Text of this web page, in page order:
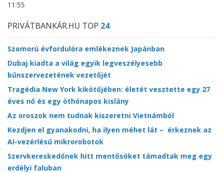
11:55
PRIVÁTBANKÁR.HU TOP 24
Szomorú évfordulóra emlékeznek Japánban
Dubaj kiadta a világ egyik legveszélyesebb
bűnszervezetének vezetőjét
Tragédia New York kikötőjében: életét vesztette egy 27
éves nő és egy öthónapos kislány
Az oroszok nem tudnak kiszeretni Vietnámból
Kezdjen el gyanakodni, ha ilyen méhet lát – érkeznek az
AI-vezérlésű mikrorobotok
Szervkereskedőnek hitt mentősöket támadtak meg egy
erdélyi faluban